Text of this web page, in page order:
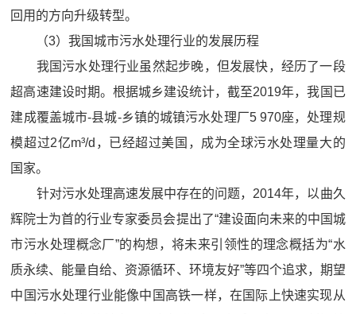
回用的方向升级转型。
（3）我国城市污水处理行业的发展历程
我国污水处理行业虽然起步晚，但发展快，经历了一段
超高速建设时期。根据城乡建设统计，截至2019年，我国已
建成覆盖城市-县城-乡镇的城镇污水处理厂5 970座，处理规
模超过2亿m³/d，已经超过美国，成为全球污水处理量大的
国家。
针对污水处理高速发展中存在的问题，2014年，以曲久
辉院士为首的行业专家委员会提出了“建设面向未来的中国城
市污水处理概念厂”的构想，将未来引领性的理念概括为“水
质永续、能量自给、资源循环、环境友好”等四个追求，期望
中国污水处理行业能像中国高铁一样，在国际上快速实现从